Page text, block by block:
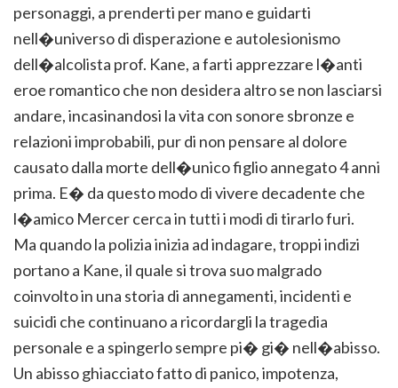
personaggi, a prenderti per mano e guidarti
nell�universo di disperazione e autolesionismo
dell�alcolista prof. Kane, a farti apprezzare l�anti
eroe romantico che non desidera altro se non lasciarsi
andare, incasinandosi la vita con sonore sbronze e
relazioni improbabili, pur di non pensare al dolore
causato dalla morte dell�unico figlio annegato 4 anni
prima. E� da questo modo di vivere decadente che
l�amico Mercer cerca in tutti i modi di tirarlo furi.
Ma quando la polizia inizia ad indagare, troppi indizi
portano a Kane, il quale si trova suo malgrado
coinvolto in una storia di annegamenti, incidenti e
suicidi che continuano a ricordargli la tragedia
personale e a spingerlo sempre pi� gi� nell�abisso.
Un abisso ghiacciato fatto di panico, impotenza,